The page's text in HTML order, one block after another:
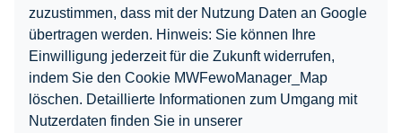
zuzustimmen, dass mit der Nutzung Daten an Google
übertragen werden. Hinweis: Sie können Ihre
Einwilligung jederzeit für die Zukunft widerrufen,
indem Sie den Cookie MWFewoManager_Map
löschen. Detaillierte Informationen zum Umgang mit
Nutzerdaten finden Sie in unserer